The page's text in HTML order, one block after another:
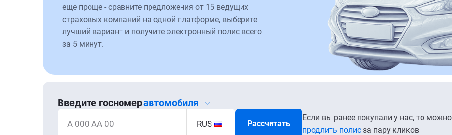
еще проще - сравните предложения от 15 ведущих
страховых компаний на одной платформе, выберите
лучший вариант и получите электронный полис всего
за 5 минут.
Введите госномеравтомобиля
А 000 АА 00 RUS Рассчитать
Если вы ранее покупали у нас, то можно
продлить полис за пару кликов